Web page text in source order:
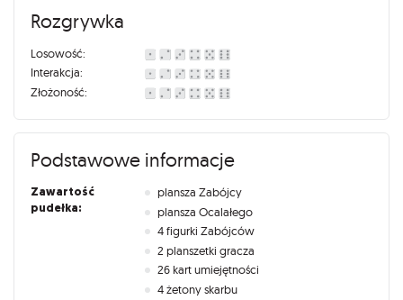
Rozgrywka
Losowość:
Interakcja:
Złożoność:
Podstawowe informacje
Zawartość
pudełka:
plansza Zabójcy
plansza Ocalałego
4 figurki Zabójców
2 planszetki gracza
26 kart umiejętności
4 żetony skarbu